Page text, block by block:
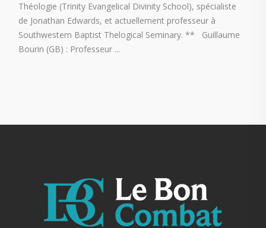
Théologie (Trinity Evangelical Divinity School), spécialiste
de Jonathan Edwards, et actuellement professeur à
Southwestern Baptist Thelogical Seminary. ** Guillaume
Bourin (GB) : Professeur